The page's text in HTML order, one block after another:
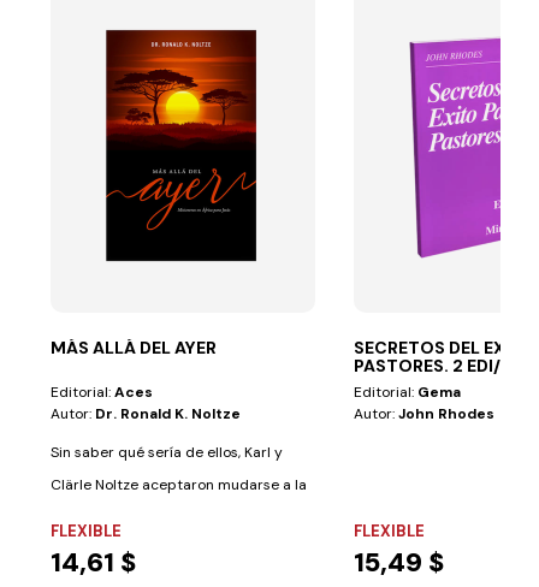
MÁS ALLÁ DEL AYER
Editorial:Aces
Autor: Dr. Ronald K. Noltze
Sin saber qué sería de ellos, Karl y
Clärle Noltze aceptaron mudarse a la
FLEXIBLE
14,61 $
SECRETOS DEL EXITO
PASTORES. 2 EDI/
Editorial: Gema
Autor:John Rhodes
FLEXIBLE
15,49 $